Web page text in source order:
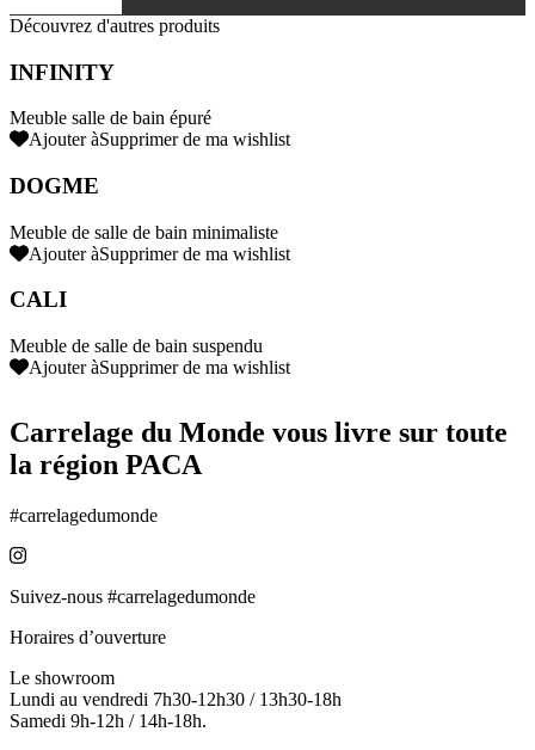
Découvrez d'autres produits
INFINITY
Meuble salle de bain épuré
Ajouter àSupprimer de ma wishlist
DOGME
Meuble de salle de bain minimaliste
Ajouter àSupprimer de ma wishlist
CALI
Meuble de salle de bain suspendu
Ajouter àSupprimer de ma wishlist
Carrelage du Monde vous livre sur toute
la région PACA
#carrelagedumonde
Suivez-nous #carrelagedumonde
Horaires d’ouverture
Le showroom
Lundi au vendredi 7h30-12h30 / 13h30-18h
Samedi 9h-12h / 14h-18h.